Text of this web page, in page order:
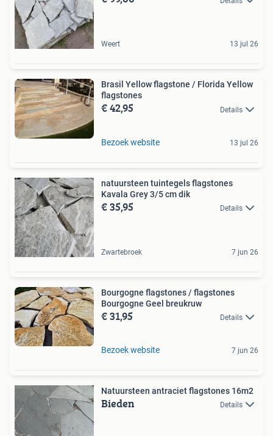
Weert 13 jul 26
Brasil Yellow flagstone / Florida Yellow
flagstones
€ 42,95 Details
Bezoek website 13 jul 26
natuursteen tuintegels flagstones
Kavala Grey 3/5 cm dik
€ 35,95 Details
Zwartebroek 7 jun 26
Bourgogne flagstones / flagstones
Bourgogne Geel breukruw
€ 31,95 Details
Bezoek website 7 jun 26
Natuursteen antraciet flagstones 16m2
Bieden Details